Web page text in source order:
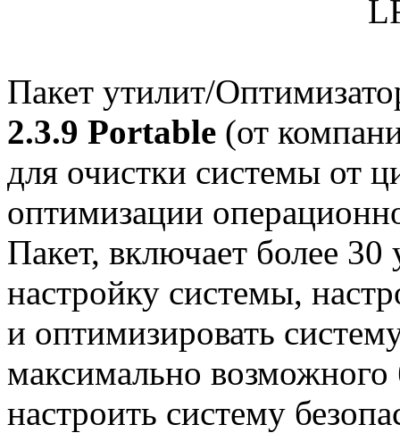
Пакет утилит/
2.3.9 Portable (от
для очистки системы от
оптимизации
Пакет, включает более
настройку системы,
и оптимизировать
максимально возможного
настроить систему